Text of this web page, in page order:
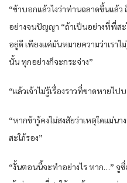
“ข้าบอกแล้วไงว่าท่านฉลาดขึ้นแล้ว
อย่างจนปัญญา “ถ้าเป็นอย่างที่พี่ส
อยู่ดี เพียงแค่มันหมายความว่าเราไม่
นั้น ทุกอย่างก็จะกระจ่าง”
“แล้วเจ้าไม่รู้เรื่องราวที่ขาดหายไ
“หากข้ารู้คงไม่สงสัยว่าเหตุใดแม่น
สะใภ้รอง”
“งั้นตอนนี้จะทำอย่างไร หาก…” จู